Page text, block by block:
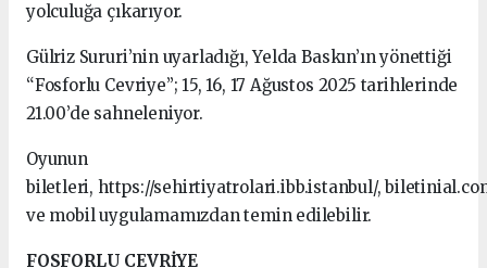
yolculuğa çıkarıyor.
Gülriz Sururi’nin uyarladığı, Yelda Baskın’ın yönettiği
“Fosforlu Cevriye”; 15, 16, 17 Ağustos 2025 tarihlerinde
21.00’de sahneleniyor.
Oyunun
biletleri, https://sehirtiyatrolari.ibb.istanbul/,
ve mobil uygulamamızdan temin edilebilir.
FOSFORLU CEVRİYE